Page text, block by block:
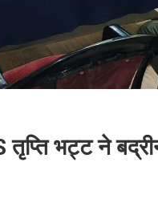
भट्ट ने